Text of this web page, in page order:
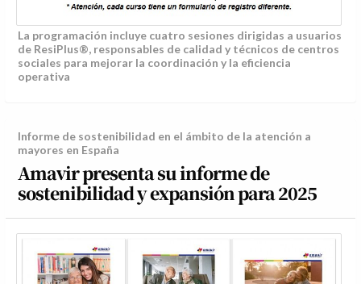
La programación incluye cuatro sesiones dirigidas a usuarios
de ResiPlus®, responsables de calidad y técnicos de centros
sociales para mejorar la coordinación y la eficiencia
operativa
Informe de sostenibilidad en el ámbito de la atención a
mayores en España
Amavir presenta su informe de
sostenibilidad y expansión para 2025